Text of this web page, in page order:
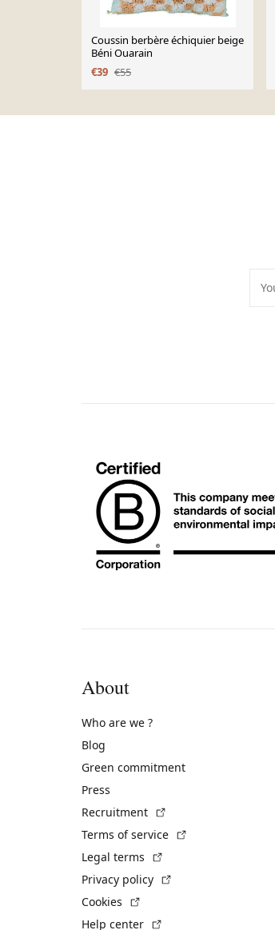
Coussin berbère échiquier beige
Béni Ouarain
€39 €55
About
Who are we ?
Blog
Green commitment
Press
Recruitment
Terms of service
Legal terms
Privacy policy
Cookies
Help center